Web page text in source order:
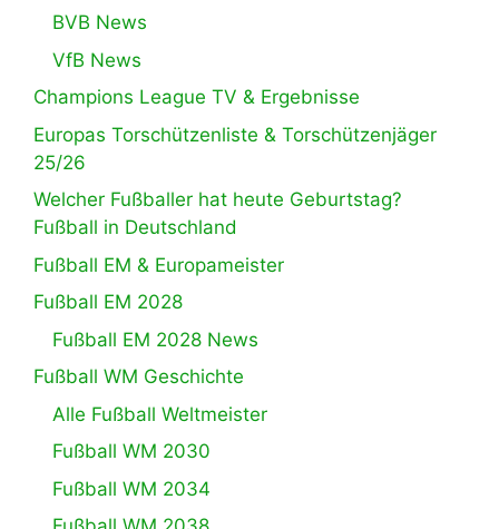
BVB News
VfB News
Champions League TV & Ergebnisse
Europas Torschützenliste & Torschützenjäger
25/26
Welcher Fußballer hat heute Geburtstag?
Fußball in Deutschland
Fußball EM & Europameister
Fußball EM 2028
Fußball EM 2028 News
Fußball WM Geschichte
Alle Fußball Weltmeister
Fußball WM 2030
Fußball WM 2034